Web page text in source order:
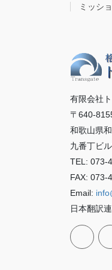
ミッシ
有限会社
〒640-
和歌山県
九番丁ビ
TEL: 073-
FAX: 073-
Email:
日本翻訳